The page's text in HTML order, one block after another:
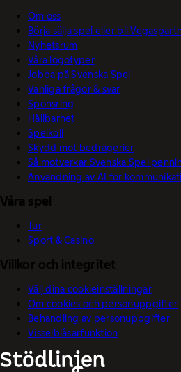
Om oss
Börja sälja spel eller bli
Nyhetsrum
Våra logotyper
Jobba på Svenska Spel
Vanliga frågor & svar
Sponsring
Hållbarhet
Spelkoll
Skydd mot bedrägerier
Så motverkar Svenska Spel
Användning av AI för
Våra spel
Tur
Sport & Casino
Villkor och integritet
Välj dina cookieinställningar
Om cookies och personuppgifter
Behandling av personuppgifter
Visselblåsarfunktion